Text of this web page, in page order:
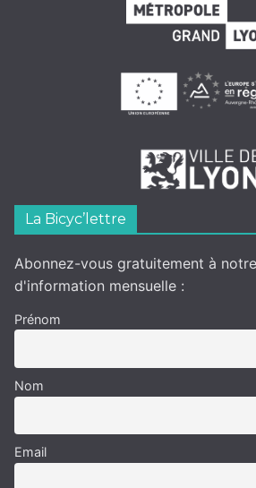
La Bicyc’lettre
Abonnez-vous gratuitement à
d'information mensuelle :
Prénom
Nom
Email